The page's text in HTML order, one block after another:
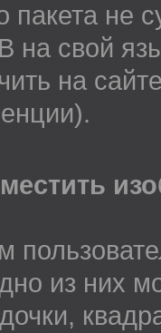
пакета не
на свой
на
из них